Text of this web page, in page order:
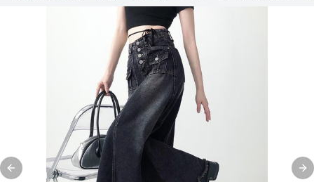
Previous slide